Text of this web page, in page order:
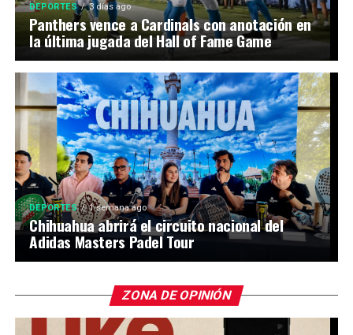
DEPORTES 3 días ago
Panthers vence a Cardinals con anotación en
la última jugada del Hall of Fame Game
DEPORTES 1 semana ago
Chihuahua abrirá el circuito nacional del
Adidas Masters Padel Tour
ZONA DE OPINIÓN